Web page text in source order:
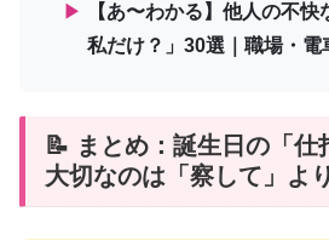
▶
【あ〜わかる】他人の不
私だけ？」30選｜職場・電
📝 まとめ：誕生日の「
大切なのは「察して」よ